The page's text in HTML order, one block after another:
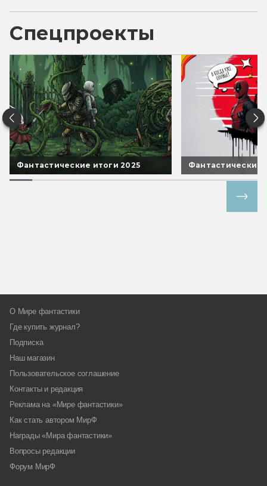
Спецпроекты
Фантастические итоги 2025 Фантастические
О Мире фантастики
Где купить журнал?
Подписка
Наш магазин
Пользовательское соглашение
Контакты и редакция
Реклама на «Мире фантастики»
Как стать автором МирФ
Награды «Мира фантастики»
Вопросы редакции
Форум МирФ